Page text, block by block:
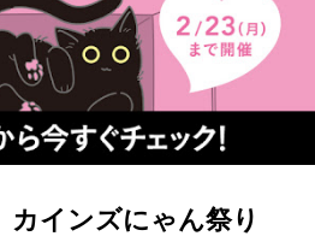
カインズにゃん祭り